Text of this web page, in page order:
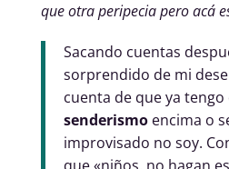
que otra peripecia pero acá
Sacando cuentas
sorprendido de mi
cuenta de que ya
senderismoencima o
improvisado no soy.